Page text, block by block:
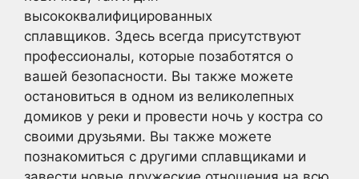
высококвалифицированных
сплавщиков. Здесь всегда присутствуют
профессионалы, которые позаботятся о
вашей безопасности. Вы также можете
остановиться в одном из великолепных
домиков у реки и провести ночь у костра со
своими друзьями. Вы также можете
познакомиться с другими сплавщиками и